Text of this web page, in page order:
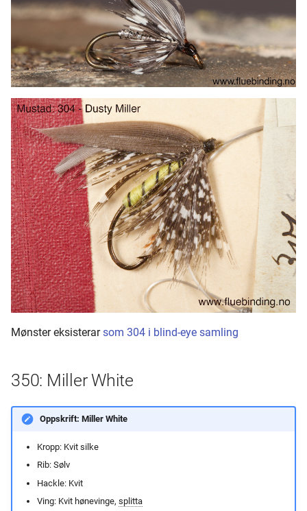
Mønster eksisterarsom 304 i blind-eye samling
350: Miller White
Oppskrift: Miller White
Kropp: Kvit silke
Rib: Sølv
Hackle: Kvit
Ving: Kvit hønevinge, splitta